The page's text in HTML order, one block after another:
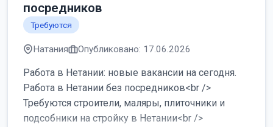
посредников
Требуются
Натания Опубликовано: 17.06.2026
Работа в Нетании: новые вакансии на сегодня.
Работа в Нетании без посредников<br />
Требуются строители, маляры, плиточники и
подсобники на стройку в Нетании<br />